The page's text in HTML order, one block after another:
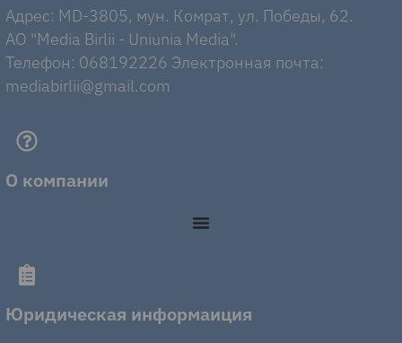
Адрес: MD-3805, мун. Комрат, ул. Победы, 62.
AO "Media Birlii - Uniunia Media".
Телефон: 068192226 Электронная почта:
mediabirlii@gmail.com
О компании
Юридическая информаиция